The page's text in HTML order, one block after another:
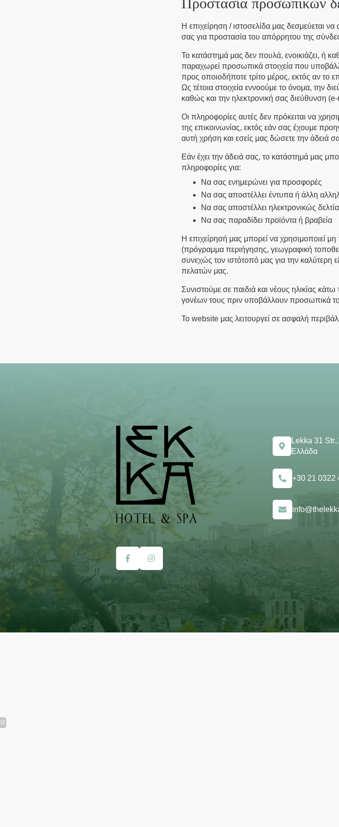
Προστασία προσωπικών
Η επιχείρηση / ιστοσελίδα μας δεσμεύεται να
σας για προστασία του απόρρητου της
Το κατάστημά μας δεν πουλά, ενοικιάζει, ή
παραχωρεί προσωπικά στοιχεία που
προς οποιοδήποτε τρίτο μέρος, εκτός αν το
Ως τέτοια στοιχεία εννοούμε το όνομα, την
καθώς και την ηλεκτρονική σας διεύθυνση
Οι πληροφορίες αυτές δεν πρόκειται να
της επικοινωνίας, εκτός εάν σας έχουμε
αυτή χρήση και εσείς μας δώσετε την άδειά
Εάν έχει την άδειά σας, το κατάστημά μας
πληροφορίες για:
Να σας ενημερώνει για προσφορές
Να σας αποστέλλει έντυπα ή άλλη
Να σας αποστέλλει ηλεκτρονικώς
Να σας παραδίδει προϊόντα ή βραβεία
Η επιχείρησή μας μπορεί να χρησιμοποιεί
(πρόγραμμα περιήγησης, γεωγραφική
συνεχώς τον ιστότοπό μας για την
πελατών μας.
Συνιστούμε σε παιδιά και νέους ηλικίας
γονέων τους πριν υποβάλλουν προσωπικά
Το website μας λειτουργεί σε ασφαλή
Lekka 31
Ελλάδα
+30 21 0322